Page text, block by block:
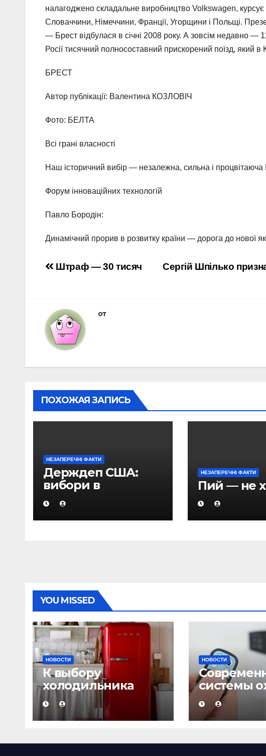
налагоджено складальне виробництво Volkswagen, курсує
Словаччини, Німеччини, Франції, Угорщини і Польщі.
— Брест відбулася в січні 2008 року. А зовсім недавно —
Росії тисячний полносоставний прискорений поїзд, який в
БРЕСТ
Автор публікації: Валентина КОЗЛОВІЧ
Фото: БЕЛТА
Всі грані власності
Наш історичний вибір — незалежна, сильна і процвітаюча
Форум інноваційних технологій
Павло Бородін:
Динамічний прорив в розвитку країни — дорога до нової
Навигация
записям
Сергій Шпілько
Штраф — 30 тисяч
от
ПОХОЖАЯ ЗАПИСЬ
НЕЗАПЕРЕЧНІ ФАКТИ
Держдеп США:
вибори в
Азербайджані не
відповідали
міжнародним
НЕЗАПЕРЕЧНІ ФАКТИ
Пий — не
YOU MISSED
НОВОСТИ
К выбору
холодильника
надо подходить с
умом!
НОВОСТИ
системы